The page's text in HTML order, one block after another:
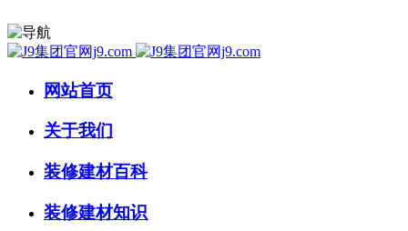
网站首页
关于我们
装修建材百科
装修建材知识